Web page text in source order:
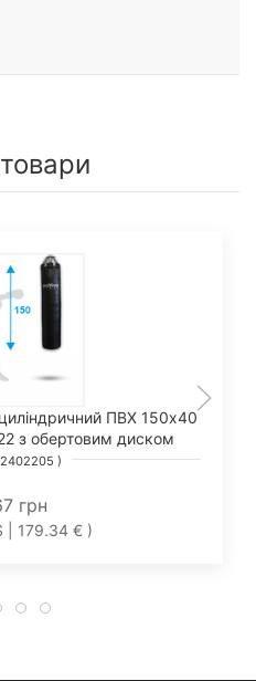
ПВХ 150х40
з обертовим диском
)
грн
| 179.34 € )